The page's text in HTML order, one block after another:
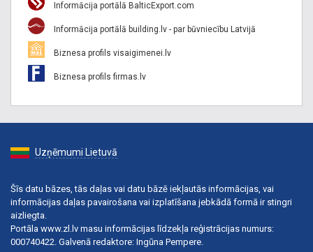
Informācija portālā BalticExport.com
Informācija portālā building.lv - par būvniecību Latvijā
Biznesa profils visaigimenei.lv
Biznesa profils firmas.lv
Uzņēmumi Lietuvā
Šīs datu bāzes, tās daļas vai datu bāzē iekļautās informācijas, vai
informācijas daļas pavairošana vai izplatīšana jebkādā formā ir stingri
aizliegta.
Portāla www.zl.lv masu informācijas līdzekļa reģistrācijas numurs:
000740422. Galvenā redaktore: Ingūna Pempere.